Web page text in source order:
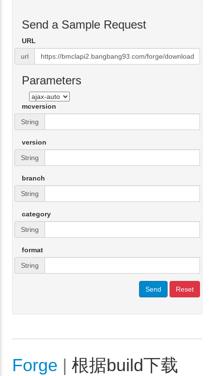
Send a Sample Request
URL
url
Parameters
mcversion
String
version
String
branch
String
category
String
format
String
Send Reset
Forge | 根据build下载